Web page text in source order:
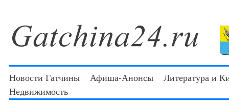
Новости Гатчины Афиша-Анонсы
Литература и
Недвижимость